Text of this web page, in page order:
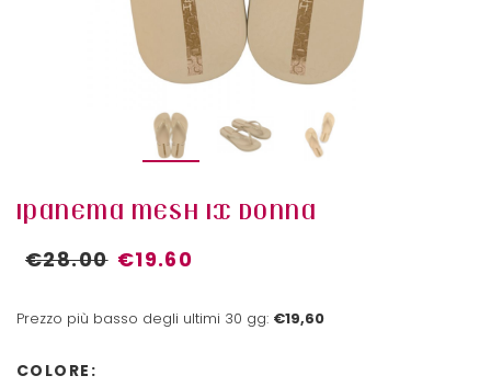
IPANEMA MESH IX DONNA
€28.00 €19.60
Prezzo più basso degli ultimi 30 gg: €19,60
COLORE: